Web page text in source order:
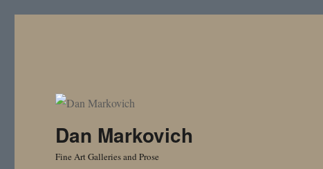
Dan Markovich
Fine Art Galleries and Prose